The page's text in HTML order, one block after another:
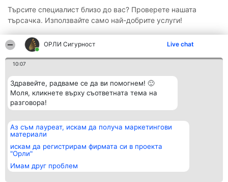
ОРЛИ Сигурност Live chat
10:07
Здравейте, радваме се да ви помогнем! 🙂
Моля, кликнете върху съответната тема на
разговора!
Аз съм лауреат, искам да получа маркетингови
материали
искам да регистрирам фирмата си в проекта
"Орли"
Имам друг проблем
Търсите специалист близо до вас? Проверете нашата
търсачка. Използвайте само най-добрите услуги!
Организатор на
класиране
BulevardulAleea Timișul De
Sus Nr. 2, Bl. A30, Sc. A, Et.
4, Ap. 13
București 53-238
Класация
всички
Статут/Устав
Контакти